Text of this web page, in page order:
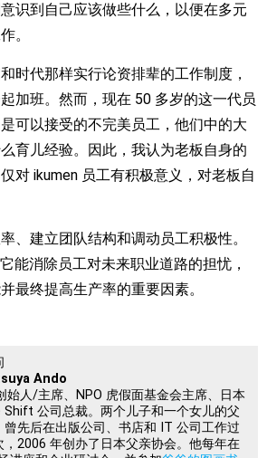
识到自己应该做些什么，以便在多元
。
时代那样实行论资排辈的工作制度，
加班。然而，现在 50 多岁的这一代员
可以接受的不完美员工，他们中的大
育儿经验。因此，我认为老板自身的
对 ikumen 员工有积极意义，对老板自
、建立团队结构和调动员工积极性。
能消除员工对未来职业道路的担忧，
最终提高生产率的重要因素。
Ando
始人/主席、NPO 虎假面基金会主席、日本
Shift 公司总裁。两个儿子和一个女儿的父
曾先后在出版公司、书店和 IT 公司工作过
，2006 年创办了日本父亲协会。他每年在